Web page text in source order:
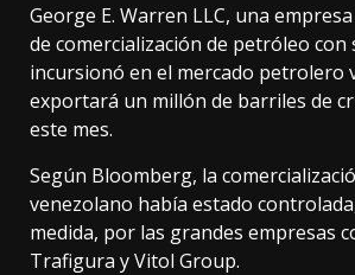
George E. Warren LLC, una
de comercialización de petróleo con
incursionó en el mercado petrolero
exportará un millón de barriles de
este mes.
Según Bloomberg, la
venezolano había estado
medida, por las grandes empresas
Trafigura y Vitol Group.